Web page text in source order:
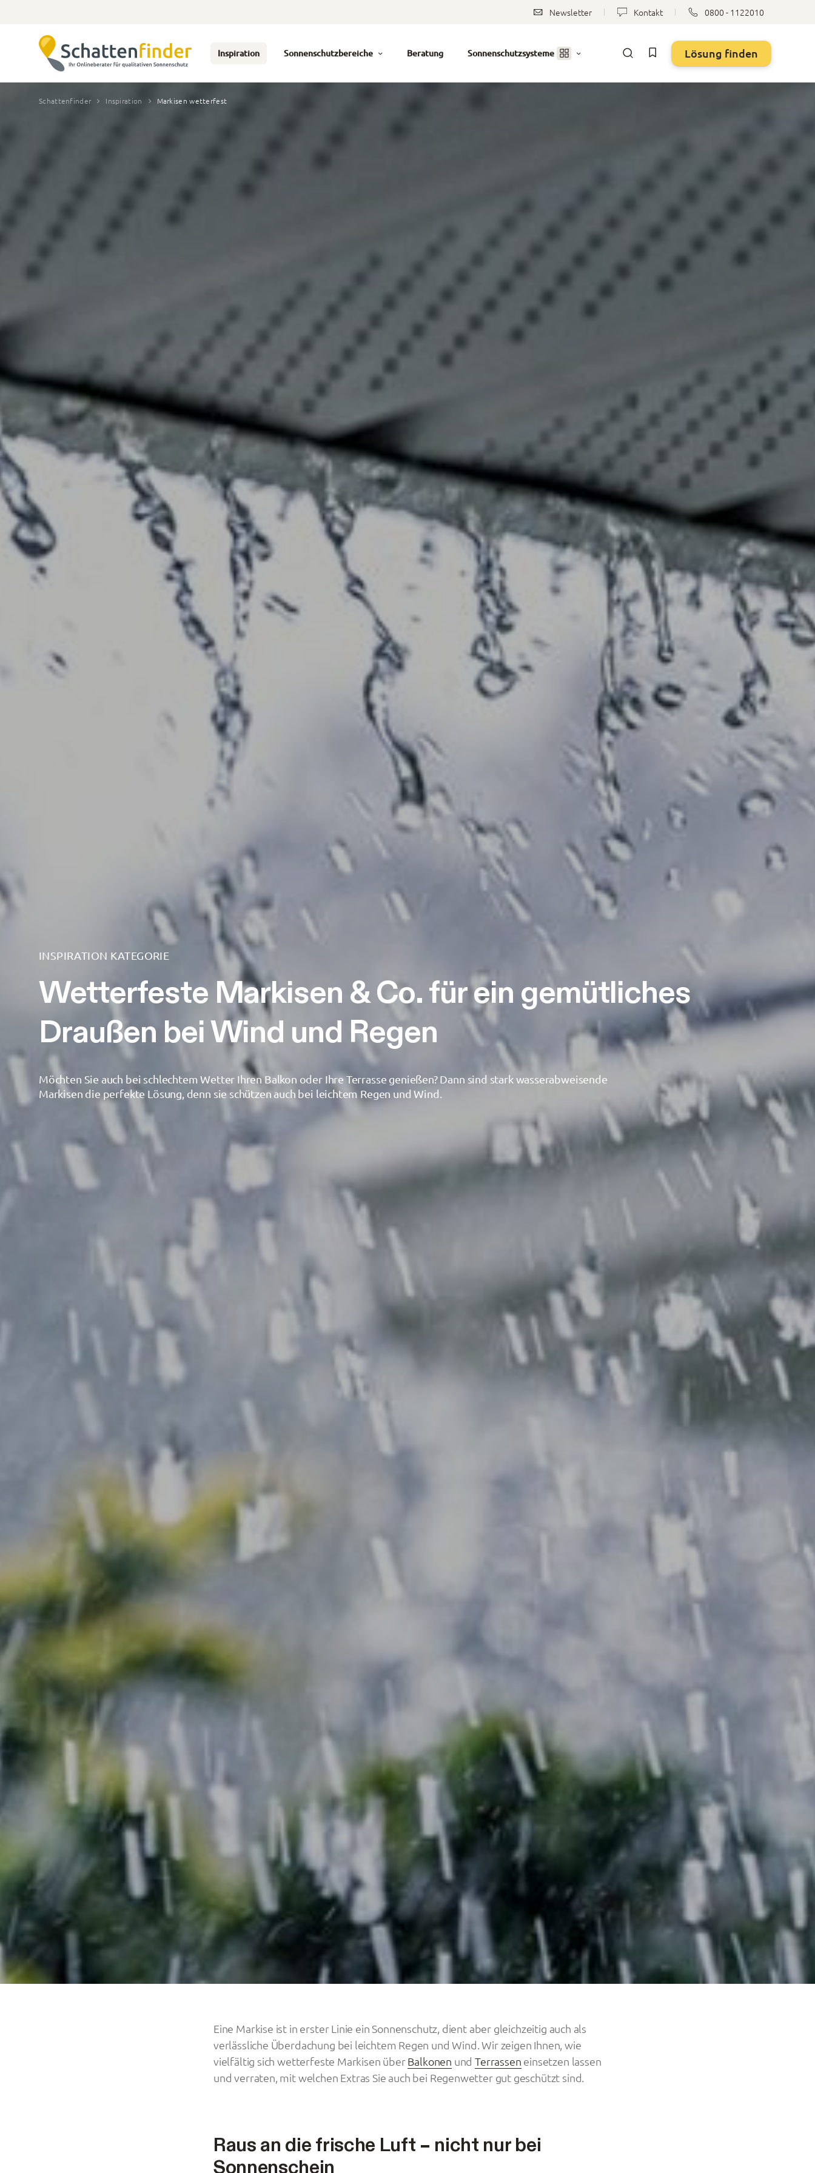
Newsletter Kontakt 0800 - 1122010
Inspiration Sonnenschutzbereiche Beratung Sonnenschutzsysteme Lösung finden
Schattenfinder Inspiration Markisen wetterfest
INSPIRATION KATEGORIE
Wetterfeste Markisen & Co. für ein gemütliches
Draußen bei Wind und Regen
Möchten Sie auch bei schlechtem Wetter Ihren Balkon oder Ihre Terrasse genießen? Dann sind stark wasserabweisende
Markisen die perfekte Lösung, denn sie schützen auch bei leichtem Regen und Wind.
Eine Markise ist in erster Linie ein Sonnenschutz, dient aber gleichzeitig auch als
verlässliche Überdachung bei leichtem Regen und Wind. Wir zeigen Ihnen, wie
vielfältig sich wetterfeste Markisen überBalkonen undTerrassen einsetzen lassen
und verraten, mit welchen Extras Sie auch bei Regenwetter gut geschützt sind.
Raus an die frische Luft – nicht nur bei
Sonnenschein